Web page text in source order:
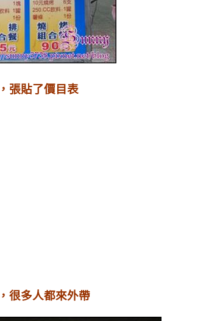
張貼了價目表
很多人都來外帶